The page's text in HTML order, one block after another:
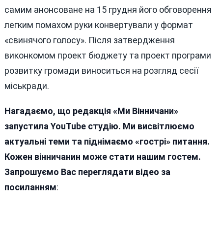
самим анонсоване на 15 грудня його обговорення
легким помахом руки конвертували у формат
«свинячого голосу». Після затвердження
виконкомом проект бюджету та проект програми
розвитку громади виноситься на розгляд сесії
міськради.
Нагадаємо, що редакція «Ми Вінничани»
запустила YouTube студію. Ми висвітлюємо
актуальні теми та піднімаємо «гострі» питання.
Кожен вінничанин може стати нашим гостем.
Запрошуємо Вас переглядати відео за
посиланням: